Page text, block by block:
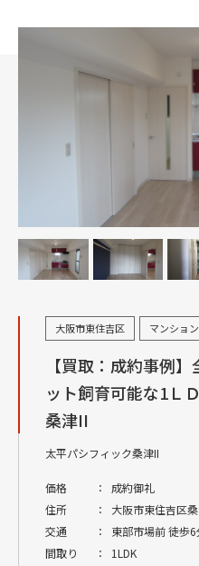
大阪市東住吉区 マンション
【買取：成約事例
ット飼育可能な1Ｌ
桑津II
太平パシフィック桑津II
価格 ：
成約御礼
住所
：
大阪市東住吉区
交通
：
東部市場前 徒歩6
間取り
：
1LDK